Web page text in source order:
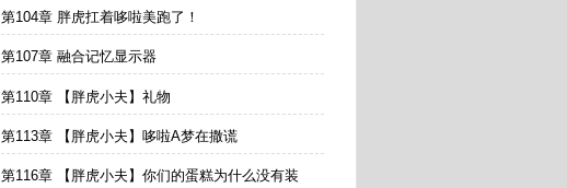
第104章 胖虎扛着哆啦美跑了！
第107章 融合记忆显示器
第110章 【胖虎小夫】礼物
第113章 【胖虎小夫】哆啦A梦在撒谎
第116章 【胖虎小夫】你们的蛋糕为什么没有装